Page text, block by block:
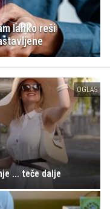
lahko reši
OGLAS
... teče dalje